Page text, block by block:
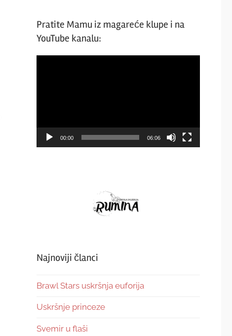
Pratite Mamu iz magareće klupe i na
YouTube kanalu:
00:00 06:06
Najnoviji članci
Brawl Stars uskršnja euforija
Uskršnje princeze
Svemir u flaši